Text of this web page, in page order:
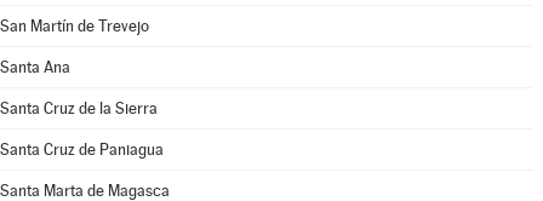
San Martín de Trevejo
Santa Ana
Santa Cruz de la Sierra
Santa Cruz de Paniagua
Santa Marta de Magasca